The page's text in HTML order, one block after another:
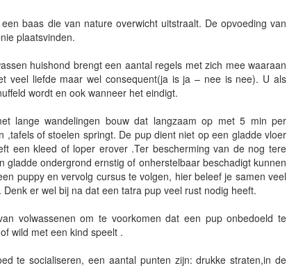
baas die van nature overwicht uitstraalt. De opvoeding van
plaatsvinden.
huishond brengt een aantal regels met zich mee waaraan
veel liefde maar wel consequent(ja is ja – nee is nee). U als
wordt en ook wanneer het eindigt.
lange wandelingen bouw dat langzaam op met 5 min per
of stoelen springt. De pup dient niet op een gladde vloer
een kleed of loper erover .Ter bescherming van de nog tere
ondergrond ernstig of onherstelbaar beschadigt kunnen
puppy en vervolg cursus te volgen, hier beleef je samen veel
er wel bij na dat een tatra pup veel rust nodig heeft.
volwassenen om te voorkomen dat een pup onbedoeld te
wild met een kind speelt .
te socialiseren, een aantal punten zijn: drukke straten,in de